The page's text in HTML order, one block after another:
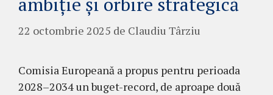
22 octombrie 2025 de Claudiu Târziu
Comisia Europeană a propus pentru perioada
2028–2034 un buget-record, de aproape două